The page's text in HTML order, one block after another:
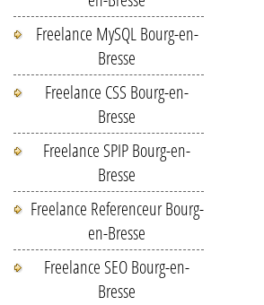
Freelance MySQL Bourg-en-
Bresse
Freelance CSS Bourg-en-
Bresse
Freelance SPIP Bourg-en-
Bresse
Freelance Referenceur Bourg-
en-Bresse
Freelance SEO Bourg-en-
Bresse